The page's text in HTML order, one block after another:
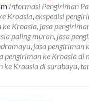
Informasi Pengiriman
Kroasia,ekspedisi
ke Kroasia, jasa
paling murah, jasa
, jasa pengiriman
pengiriman ke Kroasia di
ke Kroasia di surabaya,